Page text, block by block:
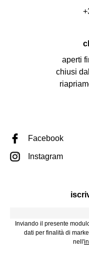
aperti
chiusi
Facebook
Instagram
Inviando il presente
dati per finalità di
nell'